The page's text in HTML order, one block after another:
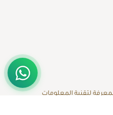
لتقنية المعلومات